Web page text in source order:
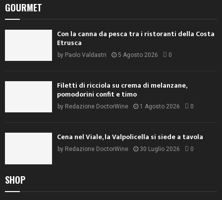
GOURMET
Con la canna da pesca tra i ristoranti della Costa
Etrusca
by Paolo Valdastri 5 Agosto 2026 0
Filetti di ricciola su crema di melanzane,
pomodorini confit e timo
by Redazione DoctorWine 1 Agosto 2026 0
Cena nel Viale, la Valpolicella si siede a tavola
by Redazione DoctorWine 30 Luglio 2026 0
SHOP